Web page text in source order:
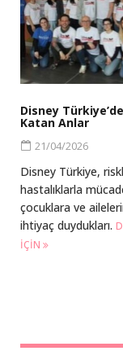
Disney
Katan Anlar
21/04/2026
Disney Türkiye,
hastalıklarla
çocuklara ve
ihtiyaç duydukları.
IÇIN